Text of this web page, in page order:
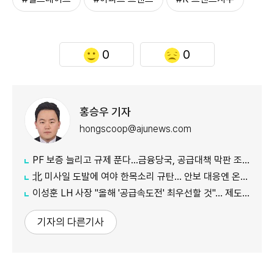
0 0
홍승우 기자
hongscoop@ajunews.com
PF 보증 늘리고 규제 푼다…금융당국, 공급대책 막판 조율
北 미사일 도발에 여야 한목소리 규탄… 안보 대응엔 온도차
이성훈 LH 사장 "올해 '공급속도전' 최우선할 것"… 제도 개선·직원 참여 독려
기자의 다른기사